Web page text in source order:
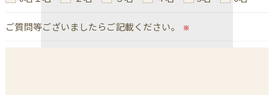
ご質問等ございましたらご記載ください。 ※